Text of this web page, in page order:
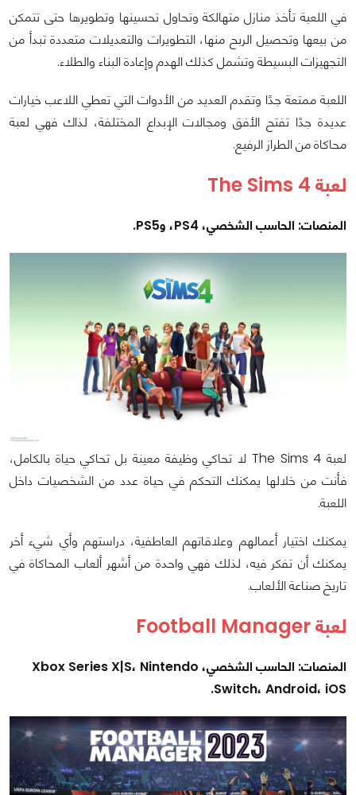
في اللعبة تأخذ منازل متهالكة وتحاول تحسينها وتطويرها حتى تتمكن
من بيعها وتحصيل الربح منها، التطويرات والتعديلات متعددة تبدأ من
التجهيزات البسيطة وتشمل كذلك الهدم وإعادة البناء والطلاء.
اللعبة ممتعة جدًا وتقدم العديد من الأدوات التي تعطي اللاعب خيارات
عديدة جدًا تفتح الأفق ومجالات الإبداع المختلفة، لذاك فهي لعبة
محاكاة من الطراز الرفيع.
لعبة The Sims 4
المنصات: الحاسب الشخصي، PS4، وPS5.
لعبة The Sims 4 لا تحاكي وظيفة معينة بل تحاكي حياة بالكامل،
فأنت من خلالها يمكنك التحكم في حياة عدد من الشخصيات داخل
اللعبة.
يمكنك اختيار أعمالهم وعلاقاتهم العاطفية، دراستهم وأي شيء أخر
يمكنك أن تفكر فيه، لذلك فهي واحدة من أشهر ألعاب المحاكاة في
تاريخ صناعة الألعاب.
لعبة Football Manager
المنصات: الحاسب الشخصي، Xbox Series X|S، Nintendo
Switch، Android، iOS.